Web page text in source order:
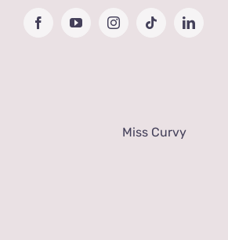
FacebookYouTubeInstagramTiktok LinkedIn
Miss Curvy